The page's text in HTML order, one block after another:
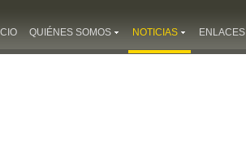
QUIÉNES SOMOS NOTICIAS ENLACES